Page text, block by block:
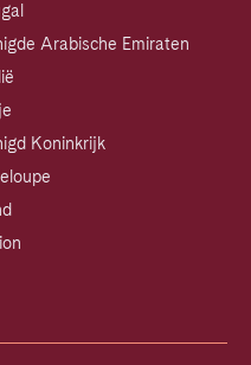
Arabische Emiraten
Koninkrijk